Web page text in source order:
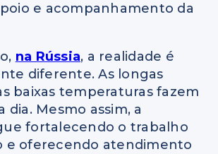
e acompanhamento da
na Rússia, a realidade é
diferente. As longas
baixas temperaturas fazem
dia. Mesmo assim, a
fortalecendo o trabalho
e oferecendo atendimento